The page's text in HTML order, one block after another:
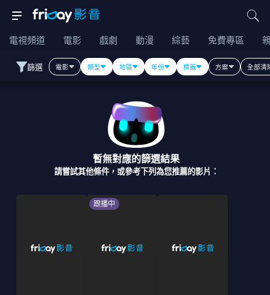
電視頻道 電影 戲劇 動漫 綜藝 免費專區
篩選 電影 類型 地區 年份 標籤 方案 全部清
暫無對應的篩選結果
請嘗試其他條件，或參考下列為您推薦的影片：
跟播中